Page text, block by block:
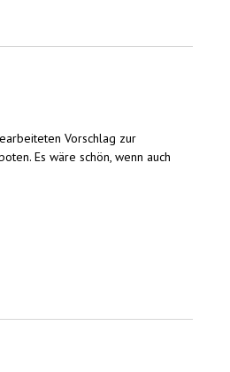
Vorschlag zur
Es wäre schön, wenn auch